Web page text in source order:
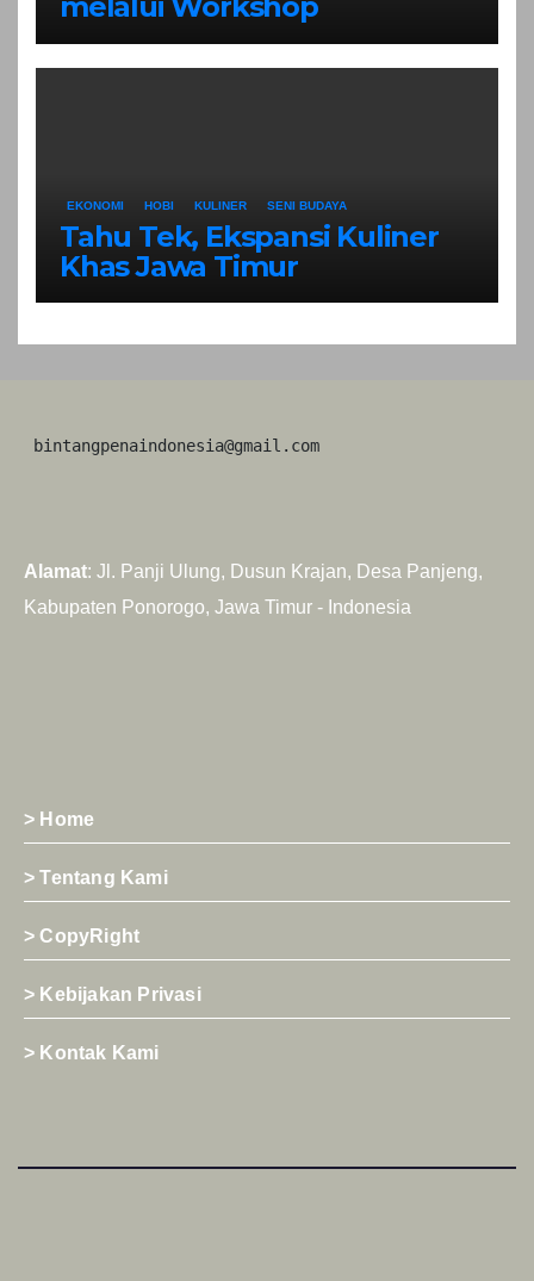
Pertunjukan Tari Tradisional
Ponorogo
EKONOMI HOBI KULINER SENI BUDAYA
Tahu Tek, Ekspansi Kuliner
Khas Jawa Timur
bintangpenaindonesia@gmail.com
Alamat: Jl. Panji Ulung, Dusun Krajan, Desa Panjeng,
Kabupaten Ponorogo, Jawa Timur - Indonesia
> Home
> Tentang Kami
> CopyRight
> Kebijakan Privasi
> Kontak Kami